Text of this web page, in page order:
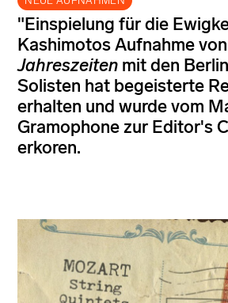
"Einspielung für die
Kashimotos Aufnahme
Jahreszeiten mit den
Solisten hat begeisterte
erhalten und wurde vom
Gramophone zur Editor's
erkoren.